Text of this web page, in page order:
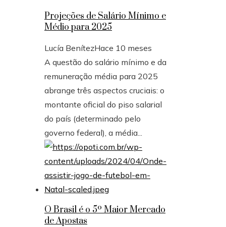
Projeções de Salário Mínimo e
Médio para 2025
Lucía BenítezHace 10 meses
A questão do salário mínimo e da
remuneração média para 2025
abrange três aspectos cruciais: o
montante oficial do piso salarial
do país (determinado pelo
governo federal), a média...
O Brasil é o 5º Maior Mercado
de Apostas